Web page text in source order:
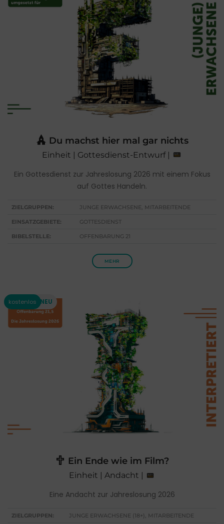
Du machst hier mal gar nichts
Einheit | Gottesdienst-Entwurf |
Ein Gottesdienst zur Jahreslosung 2026 mit einem Fokus
auf Gottes Handeln.
ZIELGRUPPEN: JUNGE ERWACHSENE, MITARBEITENDE
EINSATZGEBIETE: GOTTESDIENST
BIBELSTELLE: OFFENBARUNG 21
MEHR
Ein Ende wie im Film?
Einheit | Andacht |
Eine Andacht zur Jahreslosung 2026
ZIELGRUPPEN: JUNGE ERWACHSENE (18+), MITARBEITENDE